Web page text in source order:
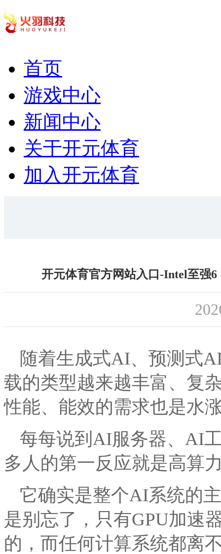
首页
游戏中心
新闻中心
关于开元体育
加入开元体育
开元体育官方网站入口-Intel至强
随着生成式AI、预测式
载的类型越来越丰富、复
性能、能效的需求也是水
每每说到AI服务器、AI
多人的第一反应就是高算
它确实是整个AI系统的
是别忘了，只有GPU加速
的，而任何计算系统都离